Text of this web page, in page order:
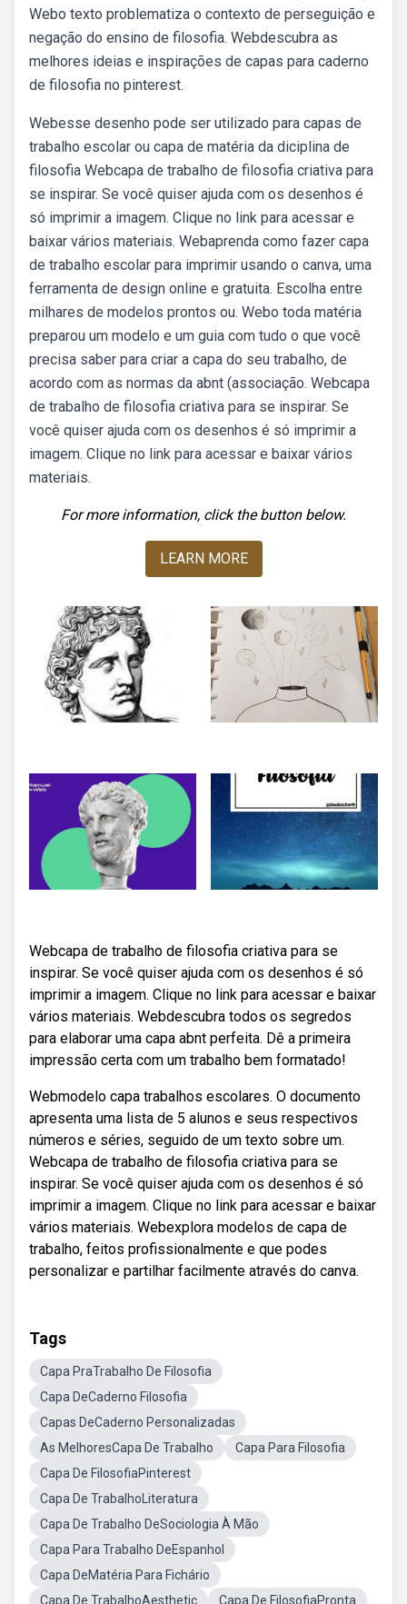
Webo texto problematiza o contexto de perseguição e
negação do ensino de filosofia. Webdescubra as
melhores ideias e inspirações de capas para caderno
de filosofia no pinterest.
Webesse desenho pode ser utilizado para capas de
trabalho escolar ou capa de matéria da diciplina de
filosofia Webcapa de trabalho de filosofia criativa para
se inspirar. Se você quiser ajuda com os desenhos é
só imprimir a imagem. Clique no link para acessar e
baixar vários materiais. Webaprenda como fazer capa
de trabalho escolar para imprimir usando o canva, uma
ferramenta de design online e gratuita. Escolha entre
milhares de modelos prontos ou. Webo toda matéria
preparou um modelo e um guia com tudo o que você
precisa saber para criar a capa do seu trabalho, de
acordo com as normas da abnt (associação. Webcapa
de trabalho de filosofia criativa para se inspirar. Se
você quiser ajuda com os desenhos é só imprimir a
imagem. Clique no link para acessar e baixar vários
materiais.
For more information, click the button below.
LEARN MORE
Webcapa de trabalho de filosofia criativa para se
inspirar. Se você quiser ajuda com os desenhos é só
imprimir a imagem. Clique no link para acessar e baixar
vários materiais. Webdescubra todos os segredos
para elaborar uma capa abnt perfeita. Dê a primeira
impressão certa com um trabalho bem formatado!
Webmodelo capa trabalhos escolares. O documento
apresenta uma lista de 5 alunos e seus respectivos
números e séries, seguido de um texto sobre um.
Webcapa de trabalho de filosofia criativa para se
inspirar. Se você quiser ajuda com os desenhos é só
imprimir a imagem. Clique no link para acessar e baixar
vários materiais. Webexplora modelos de capa de
trabalho, feitos profissionalmente e que podes
personalizar e partilhar facilmente através do canva.
Tags
Capa PraTrabalho De Filosofia
Capa DeCaderno Filosofia
Capas DeCaderno Personalizadas
As MelhoresCapa De Trabalho
Capa Para Filosofia
Capa De FilosofiaPinterest
Capa De TrabalhoLiteratura
Capa De Trabalho DeSociologia À Mão
Capa Para Trabalho DeEspanhol
Capa DeMatéria Para Fichário
Capa De TrabalhoAesthetic
Capa De FilosofiaPronta